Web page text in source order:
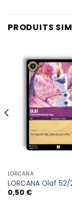
PRODUITS
LORCANA
LORCANA Olaf
0,50 €